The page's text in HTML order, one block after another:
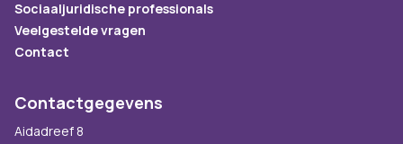
Sociaaljuridische professionals
Veelgestelde vragen
Contact
Contactgegevens
Aidadreef 8